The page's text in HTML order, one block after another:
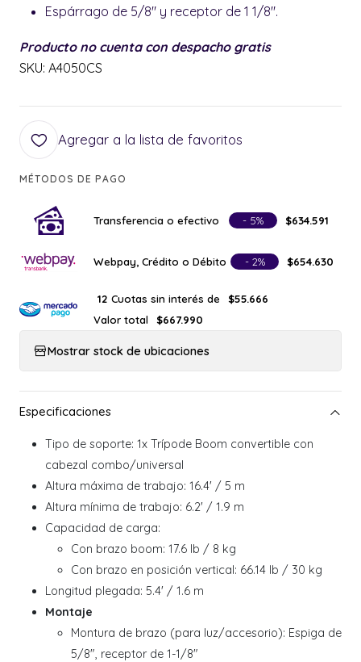
Espárrago de 5/8" y receptor de 1 1/8".
Producto no cuenta con despacho gratis
SKU: A4050CS
Agregar a la lista de favoritos
MÉTODOS DE PAGO
Transferencia o efectivo - 5% $634.591
Webpay, Crédito o Débito - 2% $654.630
12 Cuotas sin interés de
$55.666
Valor total
$667.990
Mostrar stock de ubicaciones
Tipo de soporte: 1x Trípode Boom convertible con
cabezal combo/universal
Altura máxima de trabajo: 16.4' / 5 m
Altura mínima de trabajo: 6.2' / 1.9 m
Capacidad de carga:
Con brazo boom: 17.6 lb / 8 kg
Con brazo en posición vertical: 66.14 lb / 30 kg
Longitud plegada: 5.4' / 1.6 m
Montaje
Montura de brazo (para luz/accesorio): Espiga de
5/8", receptor de 1-1/8"